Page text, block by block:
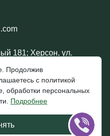
181; Херсон, ул.
Продолжив
с политикой
обработки персональных
Подробнее